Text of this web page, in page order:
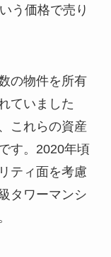
う価格で売り
の物件を所有
ていました
これらの資産
す。2020年頃
ティ面を考慮
タワーマンシ